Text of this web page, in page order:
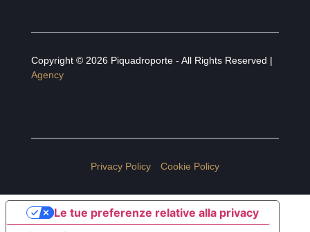
Copyright © 2026 Piquadroporte - All Rights Reserved |
Agency
Privacy Policy Cookie Policy
Le tue preferenze relative alla privacy